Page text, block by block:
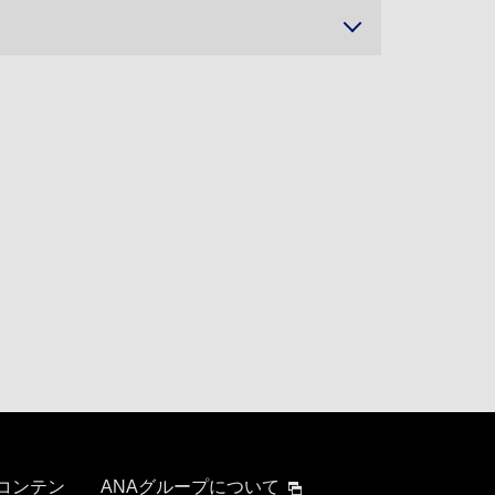
ンテン
ANAグループについて